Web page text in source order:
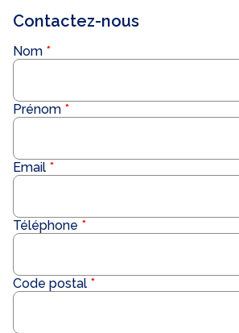
Contactez-nous
Nom
Prénom
Email
Téléphone
Code postal